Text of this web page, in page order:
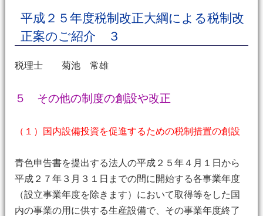
平成２５年度税制改正大綱による税制改
正案のご紹介 ３
税理士 菊池 常雄
５ その他の制度の創設や改正
（１）国内設備投資を促進するための税制措置の創設
青色申告書を提出する法人の平成２５年４月１日から
平成２７年３月３１日までの間に開始する各事業年度
（設立事業年度を除きます）において取得等をした国
内の事業の用に供する生産設備で、その事業年度終了